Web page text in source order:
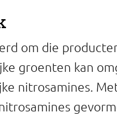
om die
groenten kan
nitrosamines.